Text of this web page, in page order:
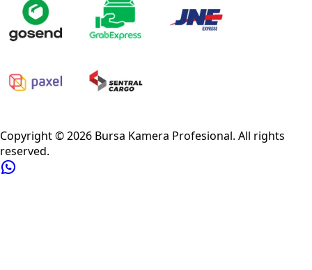
Copyright ©2026 Bursa Kamera Profesional. All rights
reserved.